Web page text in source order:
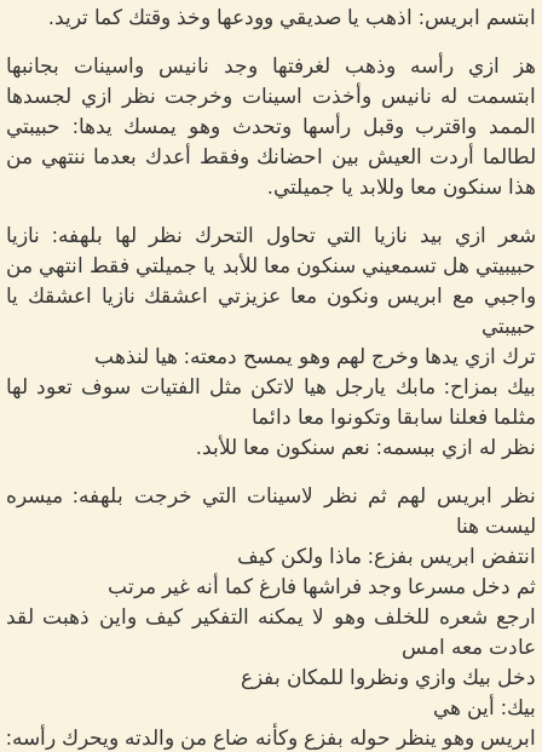
ابتسم ابريس: اذهب يا صديقي وودعها وخذ وقتك كما تريد.
هز ازي رأسه وذهب لغرفتها وجد نانيس واسينات بجانبها
ابتسمت له نانيس وأخذت اسينات وخرجت نظر ازي لجسدها
الممد واقترب وقبل رأسها وتحدث وهو يمسك يدها: حبيبتي
لطالما أردت العيش بين احضانك وفقط أعدك بعدما ننتهي من
هذا سنكون معا وللابد يا جميلتي.
شعر ازي بيد نازيا التي تحاول التحرك نظر لها بلهفه: نازيا
حبيبيتي هل تسمعيني سنكون معا للأبد يا جميلتي فقط انتهي من
واجبي مع ابريس ونكون معا عزيزتي اعشقك نازيا اعشقك يا
حبيبتي
ترك ازي يدها وخرج لهم وهو يمسح دمعته: هيا لنذهب
بيك بمزاح: مابك يارجل هيا لاتكن مثل الفتيات سوف تعود لها
مثلما فعلنا سابقا وتكونوا معا دائما
نظر له ازي ببسمه: نعم سنكون معا للأبد.
نظر ابريس لهم ثم نظر لاسينات التي خرجت بلهفه: ميسره
ليست هنا
انتفض ابريس بفزع: ماذا ولكن كيف
ثم دخل مسرعا وجد فراشها فارغ كما أنه غير مرتب
ارجع شعره للخلف وهو لا يمكنه التفكير كيف واين ذهبت لقد
عادت معه امس
دخل بيك وازي ونظروا للمكان بفزع
بيك: أين هي
ابريس وهو ينظر حوله بفزع وكأنه ضاع من والدته ويحرك رأسه: